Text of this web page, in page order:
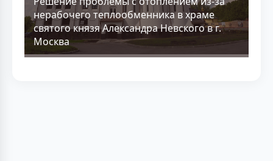
нерабочего теплообменника в храме
святого князя Александра Невского в г.
Москва